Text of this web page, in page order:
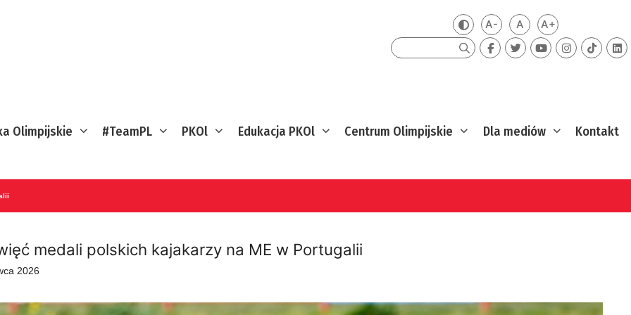
Zmień kontrast
A-Mniejsza czcionka
ADomyślna czcionka
A+Większa
Szukaj
Olimpijskie #TeamPL PKOl Edukacja PKOl Centrum Olimpijskie Dla mediów Kontakt
medali polskich kajakarzy na ME w Portugalii
2026